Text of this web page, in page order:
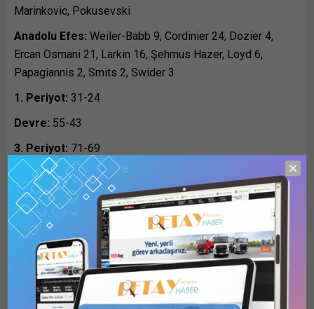
Marinkovic, Pokusevski
Anadolu Efes: Weiler-Babb 9, Cordinier 24, Dozier 4,
Ercan Osmani 21, Larkin 16, Şehmus Hazer, Loyd 6,
Papagiannis 2, Smits 2, Swider 3
1. Periyot: 31-24
Devre: 55-43
3. Periyot: 71-69
4. Periyot:93-87
Bunu paylaş:
LinkedIn WhatsApp
Facebook